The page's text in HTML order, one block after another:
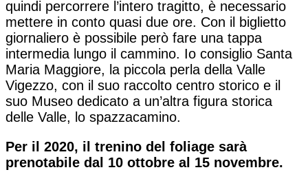
quindi percorrere l’intero tragitto, è necessario
mettere in conto quasi due ore. Con il biglietto
giornaliero è possibile però fare una tappa
intermedia lungo il cammino. Io consiglio Santa
Maria Maggiore, la piccola perla della Valle
Vigezzo, con il suo raccolto centro storico e il
suo Museo dedicato a un’altra figura storica
delle Valle, lo spazzacamino.
Per il 2020, il trenino del foliage sarà
prenotabile dal 10 ottobre al 15 novembre.